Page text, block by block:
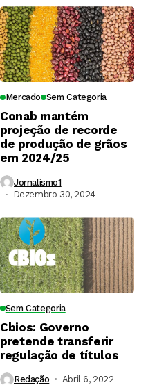
Mercado Sem Categoria
Conab mantém
projeção de recorde
de produção de grãos
em 2024/25
Jornalismo1
Dezembro 30, 2024
Sem Categoria
Cbios: Governo
pretende transferir
regulação de títulos
Redação Abril 6, 2022